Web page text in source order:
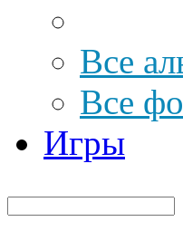
Все
Все
Игры